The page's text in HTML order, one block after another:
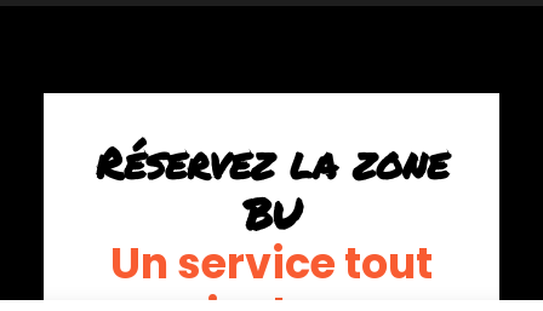
Réservez la zone
BU
Un service tout